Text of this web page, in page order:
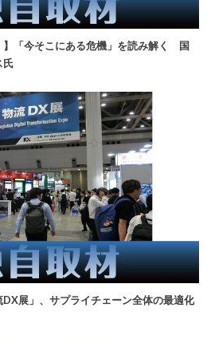
】「今そこにある危機」を読み解く 国
氏
DX展」、サプライチェーン全体の最適化